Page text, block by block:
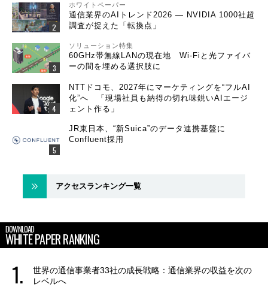
ホワイトペーパー
通信業界のAIトレンド2026 ― NVIDIA 1000社超
調査が捉えた「転換点」
ソリューション特集
60GHz帯無線LANの現在地 Wi-Fiと光ファイバ
ーの間を埋める選択肢に
NTTドコモ、2027年にマーケティングを“フルAI
化”へ 「現場社員も納得の切れ味鋭いAIエージ
ェント作る」
JR東日本、“新Suica”のデータ連携基盤に
Confluent採用
アクセスランキング一覧
DOWNLOAD
WHITE PAPER RANKING
世界の通信事業者33社の成長戦略：通信業界の収益を次の
レベルへ